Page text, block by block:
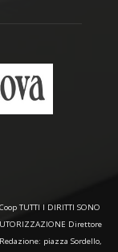
TUTTI I DIRITTI SONO
Direttore
piazza Sordello,